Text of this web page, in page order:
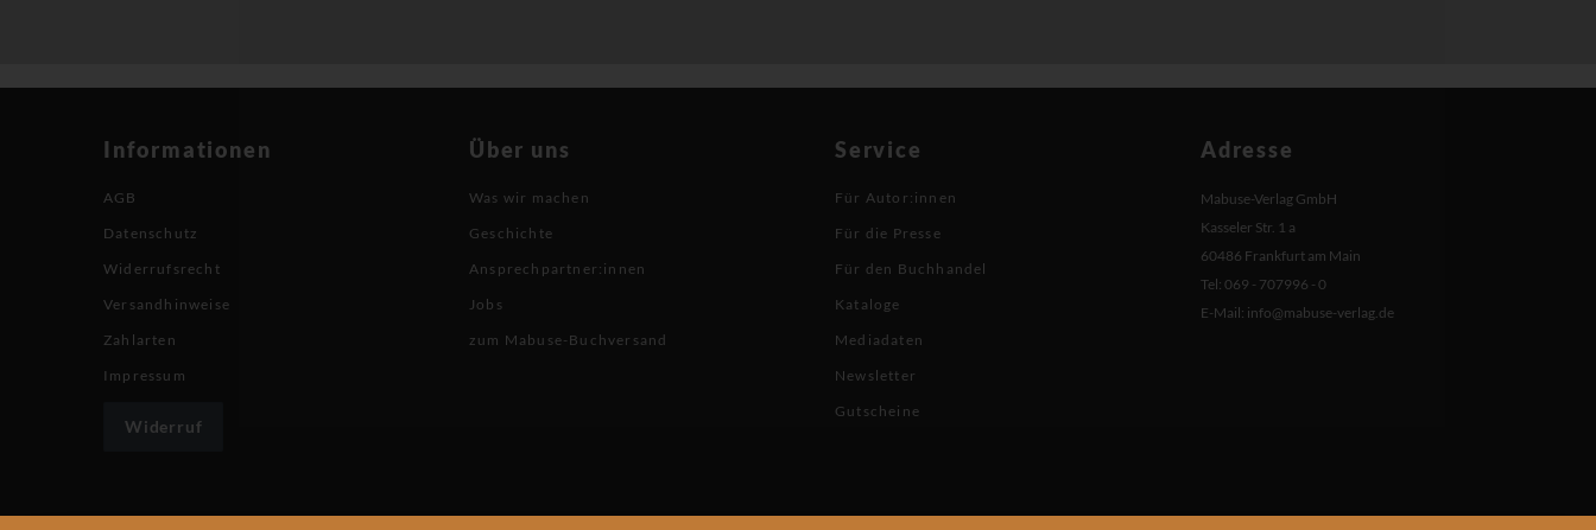
Informationen
AGB
Datenschutz
Widerrufsrecht
Versandhinweise
Zahlarten
Impressum
Widerruf
Über uns
Was wir machen
Geschichte
Ansprechpartner:innen
Jobs
zum Mabuse-Buchversand
Service
Für Autor:innen
Für die Presse
Für den Buchhandel
Kataloge
Mediadaten
Newsletter
Gutscheine
Adresse
Mabuse-Verlag GmbH
Kasseler Str. 1 a
60486 Frankfurt am Main
Tel: 069 - 707996 - 0
E-Mail: info@mabuse-verlag.de